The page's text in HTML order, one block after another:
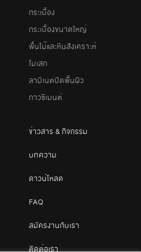
กระเบื้อง
กระเบื้องขนาดใหญ่
พื้นไม้และหินสังเคราะห์
โมเสก
ลามิเนตปิดพื้นผิว
กาวซีเมนต์
ข่าวสาร & กิจกรรม
บทความ
ดาวน์โหลด
FAQ
สมัครงานกับเรา
ติดต่อเรา